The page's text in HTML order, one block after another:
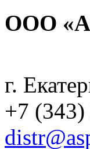
ООО
г.
+7